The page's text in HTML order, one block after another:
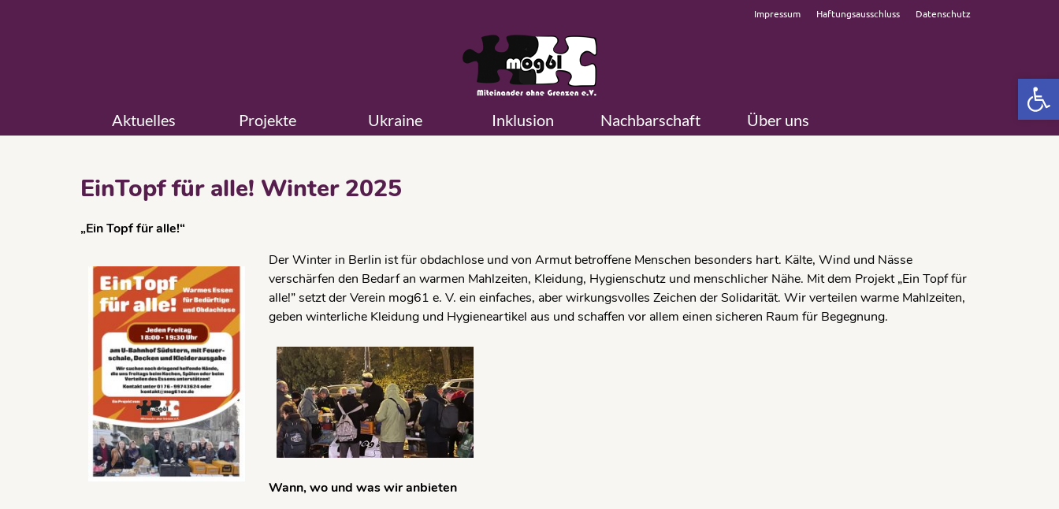
Impressum Haftungsausschluss Datenschutz
Aktuelles Projekte Ukraine Inklusion Nachbarschaft Über uns
EinTopf für alle! Winter 2025
„Ein Topf für alle!“
Der Winter in Berlin ist für obdachlose und von Armut betroffene Menschen besonders hart. Kälte, Wind und Nässe
verschärfen den Bedarf an warmen Mahlzeiten, Kleidung, Hygienschutz und menschlicher Nähe. Mit dem Projekt „Ein Topf für
alle!” setzt der Verein mog61 e. V. ein einfaches, aber wirkungsvolles Zeichen der Solidarität. Wir verteilen warme Mahlzeiten,
geben winterliche Kleidung und Hygieneartikel aus und schaffen vor allem einen sicheren Raum für Begegnung.
Wann, wo und was wir anbieten